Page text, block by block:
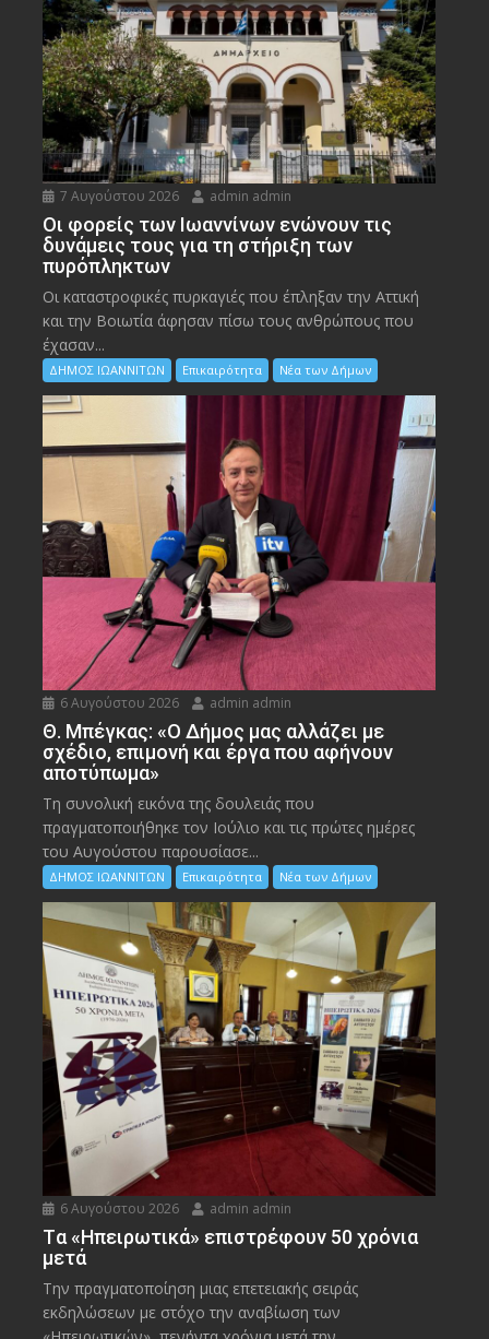
7 Αυγούστου 2026 admin admin
Οι φορείς των Ιωαννίνων ενώνουν τις
δυνάμεις τους για τη στήριξη των
πυρόπληκτων
Οι καταστροφικές πυρκαγιές που έπληξαν την Αττική
και την Bοιωτία άφησαν πίσω τους ανθρώπους που
έχασαν...
ΔΗΜΟΣ ΙΩΑΝΝΙΤΩΝ Επικαιρότητα Νέα των Δήμων
6 Αυγούστου 2026 admin admin
Θ. Μπέγκας: «Ο Δήμος μας αλλάζει με
σχέδιο, επιμονή και έργα που αφήνουν
αποτύπωμα»
Τη συνολική εικόνα της δουλειάς που
πραγματοποιήθηκε τον Ιούλιο και τις πρώτες ημέρες
του Αυγούστου παρουσίασε...
ΔΗΜΟΣ ΙΩΑΝΝΙΤΩΝ Επικαιρότητα Νέα των Δήμων
6 Αυγούστου 2026 admin admin
Tα «Ηπειρωτικά» επιστρέφουν 50 χρόνια
μετά
Την πραγματοποίηση μιας επετειακής σειράς
εκδηλώσεων με στόχο την αναβίωση των